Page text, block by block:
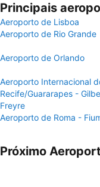
Principais
Aeroporto de Lisboa
Aeroporto de Rio Grande
Aeroporto de Orlando
Aeroporto Internacional
Recife/Guararapes -
Freyre
Aeroporto de Roma -
Próximo